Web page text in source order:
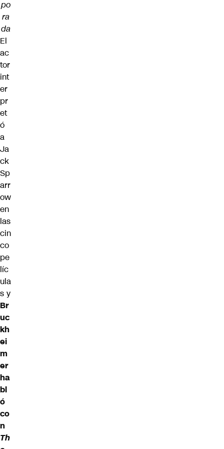
po
ra
da
El
ac
tor
int
er
pr
et
ó
a
Ja
ck
Sp
arr
ow
en
las
cin
co
pe
líc
ula
s y
Br
uc
kh
ei
m
er
ha
bl
ó
co
n
Th